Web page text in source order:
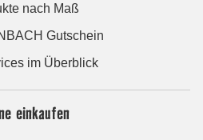
nach Maß
Gutschein
im Überblick
einkaufen